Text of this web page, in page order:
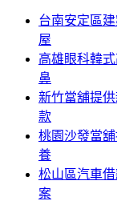
台南安定區
屋
高雄眼科韓
鼻
新竹當舖提
款
桃園沙發當
養
松山區汽車
案